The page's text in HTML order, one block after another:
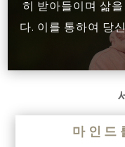
히 받아들이며 삶
다. 이를 통하여 당
마인드